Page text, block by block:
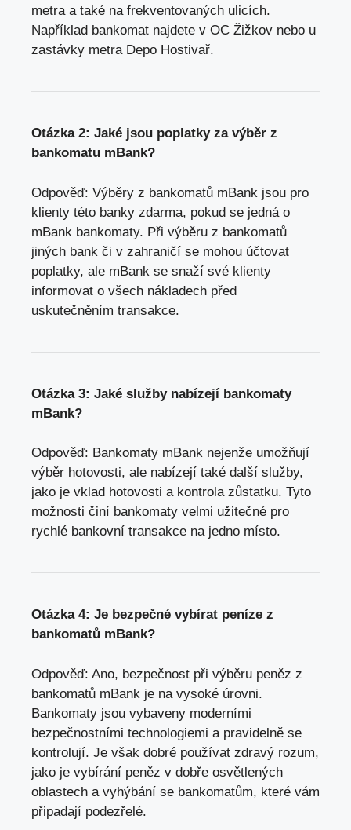
metra a také na frekventovaných ulicích.
Například bankomat najdete v OC Žižkov nebo u
zastávky metra Depo Hostivař.
Otázka 2: Jaké jsou poplatky za výběr z
bankomatu mBank?
Odpověď: Výběry z bankomatů mBank jsou pro
klienty této banky zdarma, pokud se jedná o
mBank bankomaty. Při výběru z bankomatů
jiných bank či v zahraničí se mohou účtovat
poplatky, ale mBank se snaží své klienty
informovat o všech nákladech před
uskutečněním transakce.
Otázka 3: Jaké služby nabízejí bankomaty
mBank?
Odpověď: Bankomaty mBank nejenže umožňují
výběr hotovosti, ale nabízejí také další služby,
jako je vklad hotovosti a kontrola zůstatku. Tyto
možnosti činí bankomaty velmi užitečné pro
rychlé bankovní transakce na jedno místo.
Otázka 4: Je bezpečné vybírat peníze z
bankomatů mBank?
Odpověď: Ano, bezpečnost při výběru peněz z
bankomatů mBank je na vysoké úrovni.
Bankomaty jsou vybaveny moderními
bezpečnostními technologiemi a pravidelně se
kontrolují. Je však dobré používat zdravý rozum,
jako je vybírání peněz v dobře osvětlených
oblastech a vyhýbání se bankomatům, které vám
připadají podezřelé.